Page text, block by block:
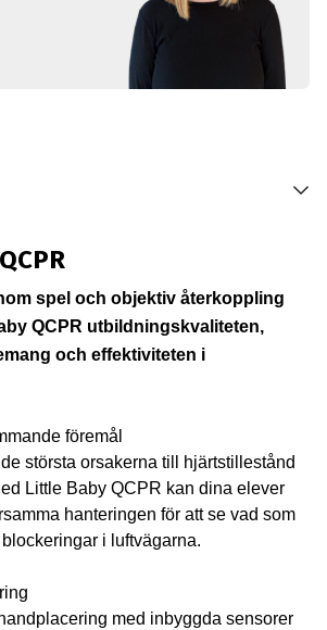
spel och objektiv återkoppling
QCPR utbildningskvaliteten,
och effektiviteten i
föremål
största orsakerna till hjärtstillestånd
Little Baby QCPR kan dina elever
hanteringen för att se vad som
i luftvägarna.
med inbyggda sensorer